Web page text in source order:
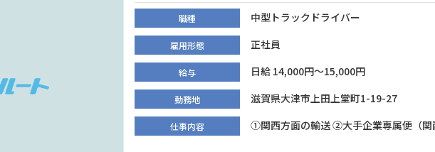
職種 中型トラックドライバー
雇用形態 正社員
給与 日給 14,000円～15,000円
勤務地 滋賀県大津市上田上堂町1-19-27
仕事内容 ①関西方面の輸送 ②大手企業専属便（関